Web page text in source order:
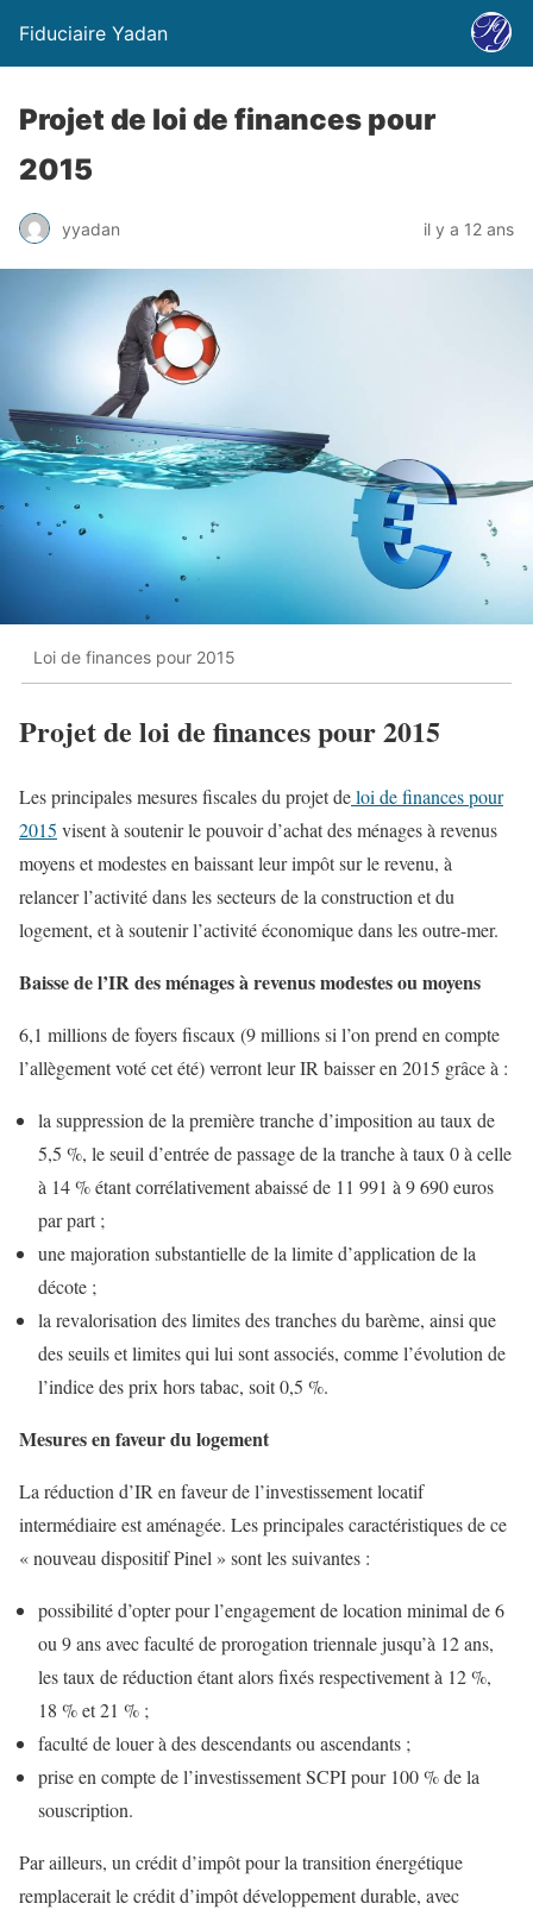
Fiduciaire Yadan
Projet de loi de finances pour
2015
yyadan il y a 12 ans
Loi de finances pour 2015
Projet de loi de finances pour 2015
Les principales mesures fiscales du projet deloi de finances pour
2015 visent à soutenir le pouvoir d’achat des ménages à revenus
moyens et modestes en baissant leur impôt sur le revenu, à
relancer l’activité dans les secteurs de la construction et du
logement, et à soutenir l’activité économique dans les outre-mer.
Baisse de l’IR des ménages à revenus modestes ou moyens
6,1 millions de foyers fiscaux (9 millions si l’on prend en compte
l’allègement voté cet été) verront leur IR baisser en 2015 grâce à :
la suppression de la première tranche d’imposition au taux de
5,5 %, le seuil d’entrée de passage de la tranche à taux 0 à celle
à 14 % étant corrélativement abaissé de 11 991 à 9 690 euros
par part ;
une majoration substantielle de la limite d’application de la
décote ;
la revalorisation des limites des tranches du barème, ainsi que
des seuils et limites qui lui sont associés, comme l’évolution de
l’indice des prix hors tabac, soit 0,5 %.
Mesures en faveur du logement
La réduction d’IR en faveur de l’investissement locatif
intermédiaire est aménagée. Les principales caractéristiques de ce
« nouveau dispositif Pinel » sont les suivantes :
possibilité d’opter pour l’engagement de location minimal de 6
ou 9 ans avec faculté de prorogation triennale jusqu’à 12 ans,
les taux de réduction étant alors fixés respectivement à 12 %,
18 % et 21 % ;
faculté de louer à des descendants ou ascendants ;
prise en compte de l’investissement SCPI pour 100 % de la
souscription.
Par ailleurs, un crédit d’impôt pour la transition énergétique
remplacerait le crédit d’impôt développement durable, avec